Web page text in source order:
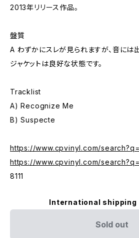
2013年リリース作品。
盤質
A わずかにスレが見られますが、音には
ジャケットは良好な状態です。
Tracklist
A) Recognize Me
B) Suspecte
https://www.cpvinyl.com/
https://www.cpvinyl.com/
8111
International shipping
Sold out